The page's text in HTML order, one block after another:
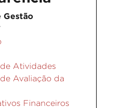
Gestão
Atividades
Avaliação da
Financeiros